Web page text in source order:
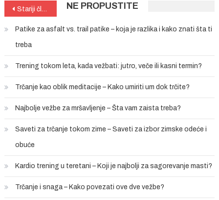
Kretanje
članaka
Stariji članci NE PROPUSTITE
Patike za asfalt vs. trail patike – koja je razlika i kako znati šta ti
treba
Trening tokom leta, kada vežbati: jutro, veče ili kasni termin?
Trčanje kao oblik meditacije – Kako umiriti um dok trčite?
Najbolje vežbe za mršavljenje – Šta vam zaista treba?
Saveti za trčanje tokom zime – Saveti za izbor zimske odeće i
obuće
Kardio trening u teretani – Koji je najbolji za sagorevanje masti?
Trčanje i snaga – Kako povezati ove dve vežbe?